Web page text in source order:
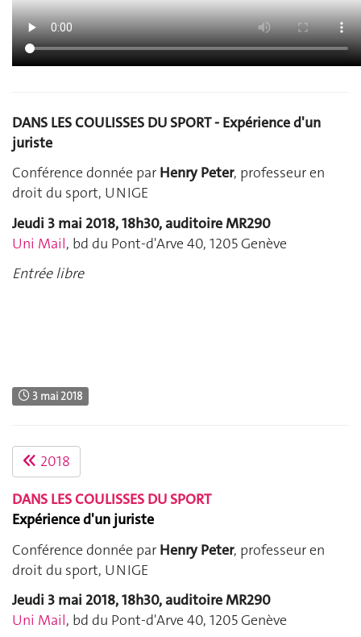
DANS LES COULISSES DU SPORT - Expérience d'un
juriste
Conférence donnée par Henry Peter, professeur en
droit du sport, UNIGE
Jeudi 3 mai 2018, 18h30, auditoire MR290
Uni Mail, bd du Pont-d'Arve 40, 1205 Genève
Entrée libre
3 mai 2018
2018
DANS LES COULISSES DU SPORT
Expérience d'un juriste
Conférence donnée par Henry Peter, professeur en
droit du sport, UNIGE
Jeudi 3 mai 2018, 18h30, auditoire MR290
Uni Mail, bd du Pont-d'Arve 40, 1205 Genève